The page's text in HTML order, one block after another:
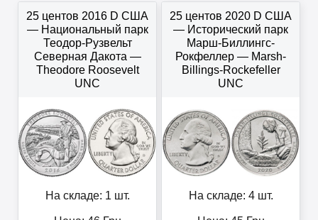
25 центов 2016 D США
— Национальный парк
Теодор-Рузвельт
Северная Дакота —
Theodore Roosevelt
UNC
На складе: 1 шт.
25 центов 2020 D США
— Исторический парк
Марш-Биллингс-
Рокфеллер — Marsh-
Billings-Rockefeller
UNC
На складе: 4 шт.